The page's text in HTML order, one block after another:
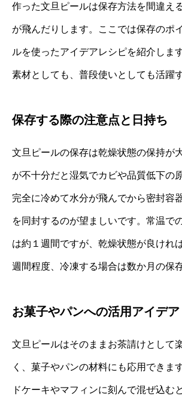
作った文旦ピールは保存方法を間違え
が飛んだりします。ここでは保存のポ
ルを使ったアイデアレシピを紹介しま
素材としても、普段使いとしても活躍
保存する際の注意点と日持ち
文旦ピールの保存は乾燥状態の保持が
が不十分だと湿気でカビや品質低下の
完全に冷めて水分が飛んでから密封容
を同封するのが望ましいです。常温で
は約１週間ですが、乾燥状態が良けれ
週間程度、冷凍する場合は数か月の保
お菓子やパンへの活用アイデア
文旦ピールはそのままお茶請けとして
く、菓子やパンの材料にも応用できま
ドケーキやマフィンに刻んで混ぜ込む